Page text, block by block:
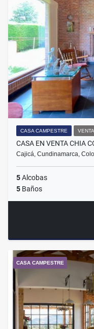
CASA CAMPESTRE VENTA
CASA EN VENTA CHIA
Cajicá, Cundinamarca,
5Alcobas
5 Baños
CASA CAMPESTRE